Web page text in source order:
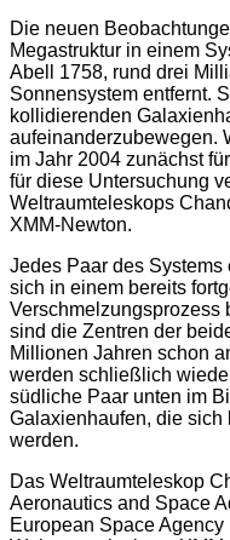
Die neuen
Megastruktur in einem
Abell 1758, rund drei
Sonnensystem entfernt.
kollidierenden
aufeinanderzubewegen.
im Jahr 2004 zunächst
für diese Untersuchung
Weltraumteleskops
XMM-Newton.
Jedes Paar des
sich in einem bereits
Verschmelzungsprozess
sind die Zentren der
Millionen Jahren schon
werden schließlich
südliche Paar unten im
Galaxienhaufen, die sich
werden.
Das Weltraumteleskop
Aeronautics and Space
European Space